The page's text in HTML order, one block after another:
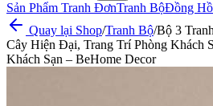
Sản Phẩm Tranh ĐơnTranh BộĐồng
Quay lại Shop/Tranh Bộ/Bộ 3
Cây Hiện Đại, Trang Trí Phòng Khách
Khách Sạn – BeHome Decor